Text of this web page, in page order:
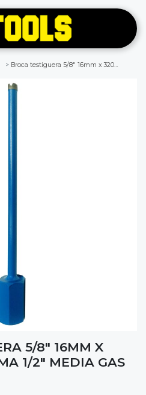
Broca testiguera 5/8" 16mm x 320mm azul toma 1/2" media gas
5/8" 16MM X
1/2" MEDIA GAS